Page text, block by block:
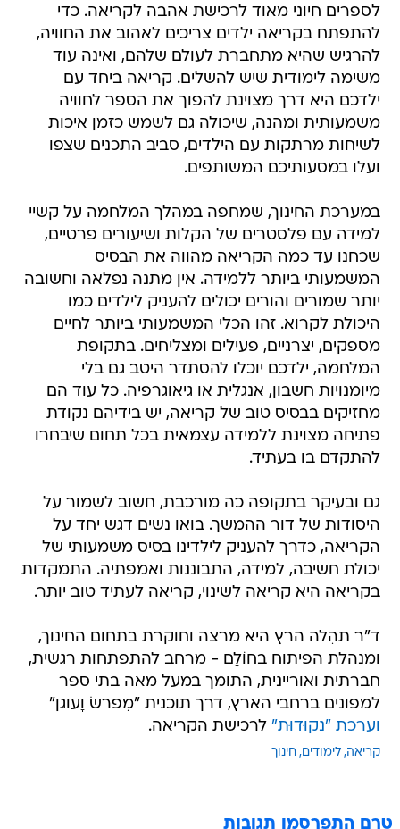
לספרים חיוני מאוד לרכישת אהבה לקריאה. כדי
להתפתח בקריאה ילדים צריכים לאהוב את החוויה,
להרגיש שהיא מתחברת לעולם שלהם, ואינה עוד
משימה לימודית שיש להשלים. קריאה ביחד עם
ילדכם היא דרך מצוינת להפוך את הספר לחוויה
משמעותית ומהנה, שיכולה גם לשמש כזמן איכות
לשיחות מרתקות עם הילדים, סביב התכנים שצפו
ועלו במסעותיכם המשותפים.
במערכת החינוך, שמחפה במהלך המלחמה על קשיי
למידה עם פלסטרים של הקלות ושיעורים פרטיים,
שכחנו עד כמה הקריאה מהווה את הבסיס
המשמעותי ביותר ללמידה. אין מתנה נפלאה וחשובה
יותר שמורים והורים יכולים להעניק לילדים כמו
היכולת לקרוא. זהו הכלי המשמעותי ביותר לחיים
מספקים, יצרניים, פעילים ומצליחים. בתקופת
המלחמה, ילדכם יוכלו להסתדר היטב גם בלי
מיומנויות חשבון, אנגלית או גיאוגרפיה. כל עוד הם
מחזיקים בבסיס טוב של קריאה, יש בידיהם נקודת
פתיחה מצוינת ללמידה עצמאית בכל תחום שיבחרו
להתקדם בו בעתיד.
גם ובעיקר בתקופה כה מורכבת, חשוב לשמור על
היסודות של דור ההמשך. בואו נשים דגש יחד על
הקריאה, כדרך להעניק לילדינו בסיס משמעותי של
יכולת חשיבה, למידה, התבוננות ואמפתיה. התמקדות
בקריאה היא קריאה לשינוי, קריאה לעתיד טוב יותר.
ד"ר תהִלה הרץ היא מרצה וחוקרת בתחום החינוך,
ומנהלת הפיתוח בחוֹלָם - מרחב להתפתחות רגשית,
חברתית ואוריינית, התומך במעל מאה בתי ספר
למפונים ברחבי הארץ, דרך תוכנית "מִפרשׂ וָעוגן"
וערכת "נקוּדוּת" לרכישת הקריאה.
קריאה לימודים חינוך
טרם התפרסמו תגובות